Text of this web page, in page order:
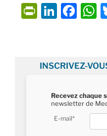
P
Fr
ie
Li
e
dI
n
F
e
b
o
o
s
p
p
INSCRIVEZ-
Recevez chaque
newsletter de
E-mail*